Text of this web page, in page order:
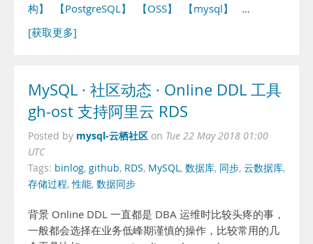
构】
【PostgreSQL】 【OSS】 【mysql】
…
[获取更多]
MySQL · 社区动态 · Online DDL 工具
gh-ost 支持阿里云 RDS
Posted by mysql-云栖社区 on Tue 22 May 2018 01:00
UTC
Tags: binlog, github, RDS, MySQL, 数据库, 同步, 云数据库,
存储过程,性能, 数据同步
背景 Online DDL 一直都是 DBA 运维时比较头疼的事，
一般都会选择在业务低峰期谨慎的操作，比较常用的几